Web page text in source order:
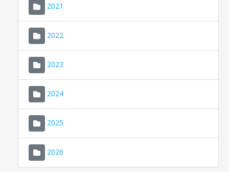
2021
2022
2023
2024
2025
2026